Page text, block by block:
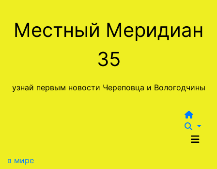
содержимому
Местный Меридиан
35
узнай первым новости Череповца и Вологодчины
в мире